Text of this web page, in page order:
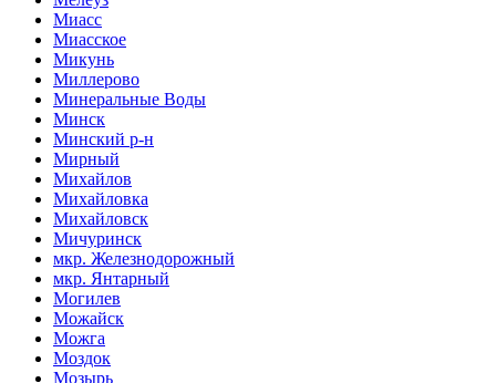
Миасс
Миасское
Микунь
Миллерово
Минеральные Воды
Минск
Минский р-н
Мирный
Михайлов
Михайловка
Михайловск
Мичуринск
мкр. Железнодорожный
мкр. Янтарный
Могилев
Можайск
Можга
Моздок
Мозырь